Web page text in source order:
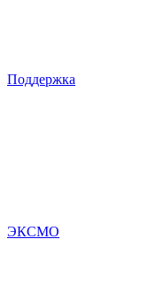
Поддержка
ЭКСМО